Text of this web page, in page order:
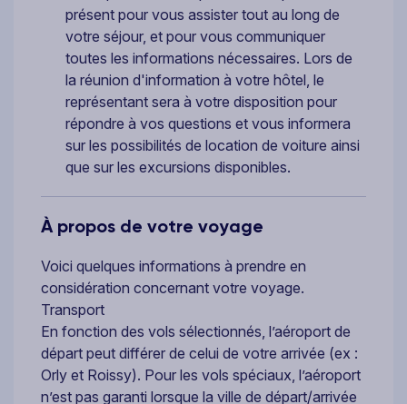
présent pour vous assister tout au long de
votre séjour, et pour vous communiquer
toutes les informations nécessaires. Lors de
la réunion d'information à votre hôtel, le
représentant sera à votre disposition pour
répondre à vos questions et vous informera
sur les possibilités de location de voiture ainsi
que sur les excursions disponibles.
À propos de votre voyage
Voici quelques informations à prendre en
considération concernant votre voyage.
Transport
En fonction des vols sélectionnés, l’aéroport de
départ peut différer de celui de votre arrivée (ex :
Orly et Roissy). Pour les vols spéciaux, l’aéroport
n’est pas garanti lorsque la ville de départ/arrivée